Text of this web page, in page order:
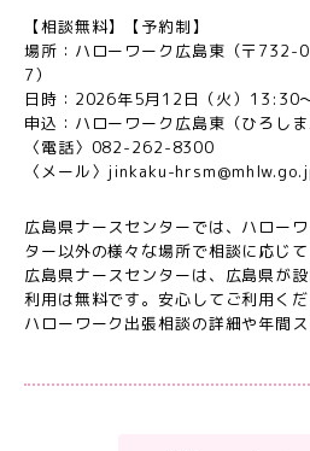
【相談無料】【予約制】
場所：ハローワーク広島東（〒
7）
日時：2026年5月12日（火）13:30
申込：ハローワーク広島東（ひろし
〈電話〉082-262-8300
〈メール〉jinkaku-
広島県ナースセンターでは、ハロー
ター以外の様々な場所で相談に応じて
広島県ナースセンターは、広島県が
利用は無料です。安心してご利用くだ
ハローワーク出張相談の詳細や年間